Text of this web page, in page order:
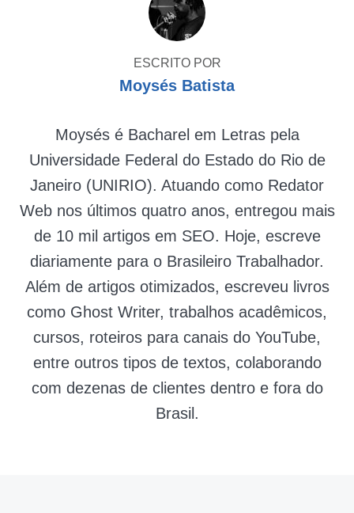
ESCRITO POR
Moysés Batista
Moysés é Bacharel em Letras pela
Universidade Federal do Estado do Rio de
Janeiro (UNIRIO). Atuando como Redator
Web nos últimos quatro anos, entregou mais
de 10 mil artigos em SEO. Hoje, escreve
diariamente para o Brasileiro Trabalhador.
Além de artigos otimizados, escreveu livros
como Ghost Writer, trabalhos acadêmicos,
cursos, roteiros para canais do YouTube,
entre outros tipos de textos, colaborando
com dezenas de clientes dentro e fora do
Brasil.